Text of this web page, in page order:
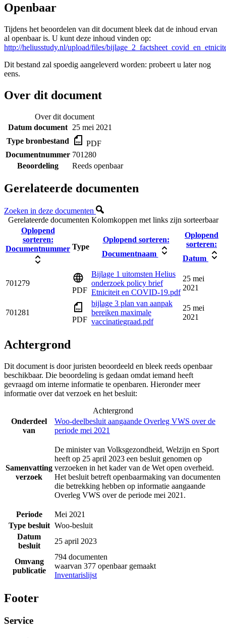
Openbaar
Tijdens het beoordelen van dit document bleek dat de inhoud ervan
al openbaar is. U kunt deze inhoud vinden op:
http://heliusstudy.nl/upload/files/
Dit bestand zal spoedig aangeleverd worden: probeert u later nog
eens.
Over dit document
Over dit document
Datum document 25 mei 2021
Type bronbestand
PDF
Documentnummer 701280
Beoordeling
Reeds openbaar
Gerelateerde documenten
Zoeken in deze documenten
Gerelateerde documenten Kolomkoppen met links zijn sorteerbaar
Oplopend
sorteren:
Documentnummer Type
Oplopend sorteren:
Documentnaam
Oplopend
sorteren:
Datum
701279
PDF
Bijlage 1 uitomsten Helius
onderzoek policy brief
Etniciteit en COVID-19.pdf
25 mei
2021
701281
PDF
bijlage 3 plan van aanpak
bereiken maximale
vaccinatiegraad.pdf
25 mei
2021
Achtergrond
Dit document is door juristen beoordeeld en bleek reeds openbaar
beschikbaar. Die beoordeling is gedaan omdat iemand heeft
gevraagd om interne informatie te openbaren. Hieronder meer
informatie over dat verzoek en het besluit:
Achtergrond
Onderdeel
van
Woo-deelbesluit aangaande Overleg VWS over de
periode mei 2021
Samenvatting
verzoek
De minister van Volksgezondheid, Welzijn en Sport
heeft op 25 april 2023 een besluit genomen op
verzoeken in het kader van de Wet open overheid.
Het besluit betreft openbaarmaking van documenten
die betrekking hebben op informatie aangaande
Overleg VWS over de periode mei 2021.
Periode
Mei 2021
Type besluit Woo-besluit
Datum
besluit
25 april 2023
Omvang
publicatie
794 documenten
waarvan 377 openbaar gemaakt
Inventarislijst
Footer
Service